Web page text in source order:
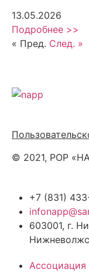
13.05.2026
Подробнее >>
« Пред. След. »
© 2021, РОР
+7 (831)
603001, г.
Ассоциация